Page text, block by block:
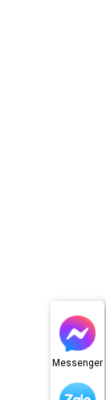
Messenger